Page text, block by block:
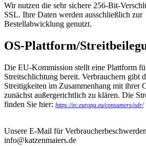
Wir nutzen die sehr sichere 256-Bit-
SSL. Ihre Daten werden ausschließlich zur
Bestellabwicklung genutzt.
OS-Plattform/
Die EU-Kommission stellt eine Plattform
Streitschlichtung bereit. Verbrauchern gibt
Streitigkeiten im Zusammenhang mit ihrer
zunächst außergerichtlich zu klären. Die
finden Sie hier: https://ec.europa.eu/consumers/odr/
Unsere E-Mail für
info@katzenmaiers.de